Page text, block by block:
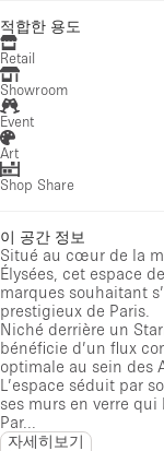
적합한 용도
Retail
Showroom
Event
Art
Shop Share
이 공간 정보
Situé au cœur de la
Élysées, cet espace
marques souhaitant
prestigieux de Paris.
Niché derrière un
bénéficie d’un flux
optimale au sein des
L’espace séduit par
ses murs en verre
Par...
자세히보기